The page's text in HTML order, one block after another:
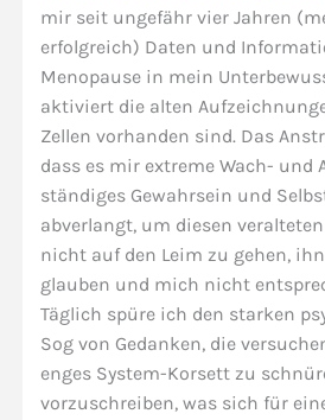
mir seit ungefähr vier Jahren
erfolgreich) Daten und
Menopause in mein
aktiviert die alten
Zellen vorhanden sind. Das
dass es mir extreme Wach- und
ständiges Gewahrsein und
abverlangt, um diesen
nicht auf den Leim zu gehen,
glauben und mich nicht
Täglich spüre ich den starken
Sog von Gedanken, die
enges System-Korsett zu
vorzuschreiben, was sich für